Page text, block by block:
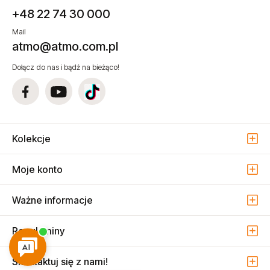
+48 22 74 30 000
Mail
atmo@atmo.com.pl
Dołącz do nas i bądź na bieżąco!
Kolekcje
Moje konto
Ważne informacje
Regulaminy
Skontaktuj się z nami!